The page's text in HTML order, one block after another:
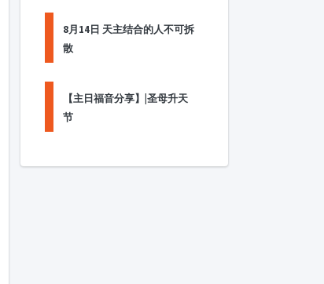
8月14日 天主结合的人不可拆
散
【主日福音分享】|圣母升天
节